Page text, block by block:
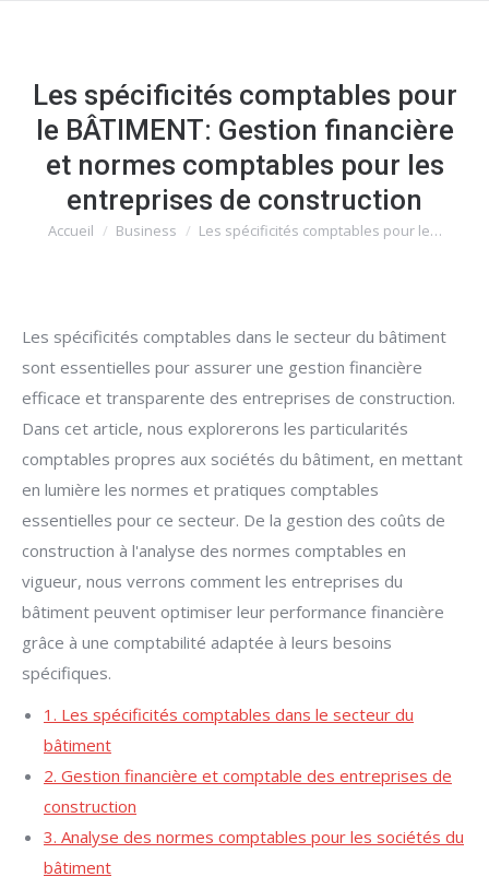
Les spécificités comptables pour
le BÂTIMENT: Gestion financière
et normes comptables pour les
entreprises de construction
Vous êtes ici :
Accueil Business Les spécificités comptables pour le…
Les spécificités comptables dans le secteur du bâtiment
sont essentielles pour assurer une gestion financière
efficace et transparente des entreprises de construction.
Dans cet article, nous explorerons les particularités
comptables propres aux sociétés du bâtiment, en mettant
en lumière les normes et pratiques comptables
essentielles pour ce secteur. De la gestion des coûts de
construction à l'analyse des normes comptables en
vigueur, nous verrons comment les entreprises du
bâtiment peuvent optimiser leur performance financière
grâce à une comptabilité adaptée à leurs besoins
spécifiques.
1. Les spécificités comptables dans le secteur du
bâtiment
2. Gestion financière et comptable des entreprises de
construction
3. Analyse des normes comptables pour les sociétés du
bâtiment